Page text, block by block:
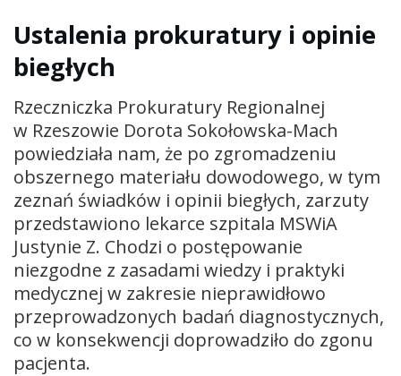
Ustalenia prokuratury i opinie
biegłych
Rzeczniczka Prokuratury Regionalnej
w Rzeszowie Dorota Sokołowska-Mach
powiedziała nam, że po zgromadzeniu
obszernego materiału dowodowego, w tym
zeznań świadków i opinii biegłych, zarzuty
przedstawiono lekarce szpitala MSWiA
Justynie Z. Chodzi o postępowanie
niezgodne z zasadami wiedzy i praktyki
medycznej w zakresie nieprawidłowo
przeprowadzonych badań diagnostycznych,
co w konsekwencji doprowadziło do zgonu
pacjenta.